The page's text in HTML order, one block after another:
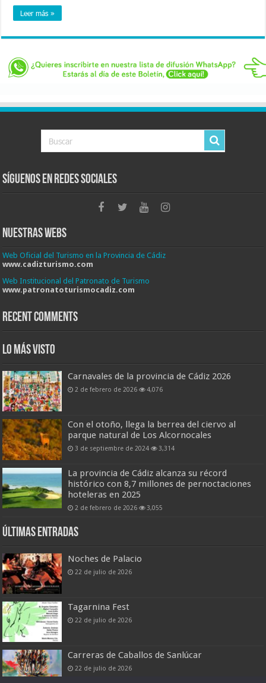
Leer más »
Síguenos en Redes Sociales
Nuestras Webs
Web Oficial del Turismo en la Provincia de Cádiz
www.cadizturismo.com
Web Institucional del Patronato de Turismo
www.patronatoturismocadiz.com
Recent Comments
Lo más visto
Carnavales de la provincia de Cádiz 2026
2 de febrero de 2026 4,076
Con el otoño, llega la berrea del ciervo al
parque natural de Los Alcornocales
3 de septiembre de 2024 3,314
La provincia de Cádiz alcanza su récord
histórico con 8,7 millones de pernoctaciones
hoteleras en 2025
2 de febrero de 2026 3,055
Últimas entradas
Noches de Palacio
22 de julio de 2026
Tagarnina Fest
22 de julio de 2026
Carreras de Caballos de Sanlúcar
22 de julio de 2026